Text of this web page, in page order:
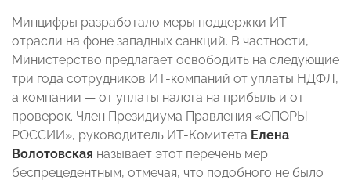
Минцифры разработало меры поддержки ИТ-
отрасли на фоне западных санкций. В частности,
Министерство предлагает освободить на следующие
три года сотрудников ИТ-компаний от уплаты НДФЛ,
а компании — от уплаты налога на прибыль и от
проверок. Член Президиума Правления «ОПОРЫ
РОССИИ», руководитель ИТ-Комитета Елена
Волотовская называет этот перечень мер
беспрецедентным, отмечая, что подобного не было